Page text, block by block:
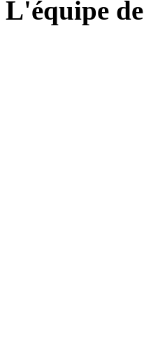
L'équipe